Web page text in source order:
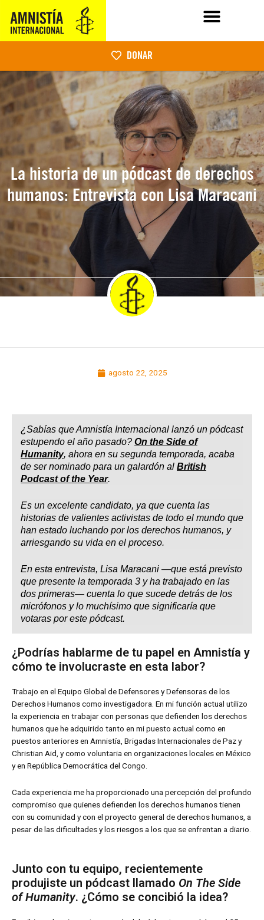
DONAR
La historia de un pódcast de derechos
humanos: Entrevista con Lisa Maracani
agosto 22, 2025
¿Sabías que Amnistía Internacional lanzó un pódcast
estupendo el año pasado? On the Side of
Humanity, ahora en su segunda temporada, acaba
de ser nominado para un galardón al British
Podcast of the Year.
Es un excelente candidato, ya que cuenta las
historias de valientes activistas de todo el mundo que
han estado luchando por los derechos humanos, y
arriesgando su vida en el proceso.
En esta entrevista, Lisa Maracani —que está previsto
que presente la temporada 3 y ha trabajado en las
dos primeras— cuenta lo que sucede detrás de los
micrófonos y lo muchísimo que significaría que
votaras por este pódcast.
¿Podrías hablarme de tu papel en Amnistía y
cómo te involucraste en esta labor?
Trabajo en el Equipo Global de Defensores y Defensoras de los
Derechos Humanos como investigadora. En mi función actual utilizo
la experiencia en trabajar con personas que defienden los derechos
humanos que he adquirido tanto en mi puesto actual como en
puestos anteriores en Amnistía, Brigadas Internacionales de Paz y
Christian Aid, y como voluntaria en organizaciones locales en México
y en República Democrática del Congo.
Cada experiencia me ha proporcionado una percepción del profundo
compromiso que quienes defienden los derechos humanos tienen
con su comunidad y con el proyecto general de derechos humanos, a
pesar de las dificultades y los riesgos a los que se enfrentan a diario.
Junto con tu equipo, recientemente
produjiste un pódcast llamado On The Side
of Humanity. ¿Cómo se concibió la idea?